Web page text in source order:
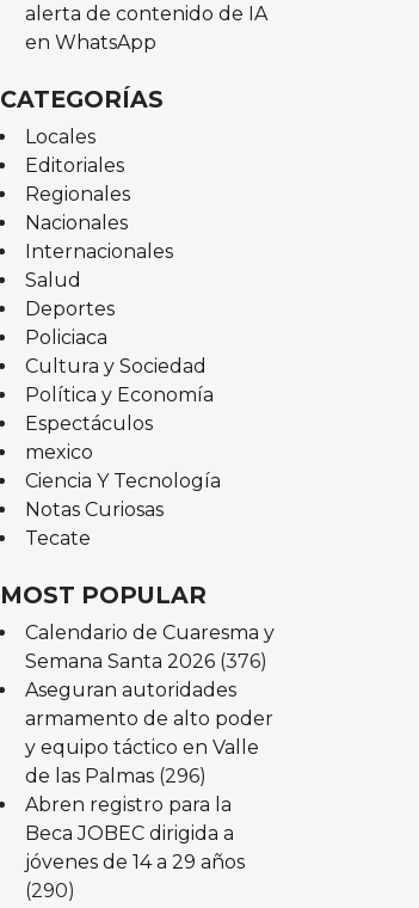
alerta de contenido de IA
en WhatsApp
CATEGORÍAS
Locales
Editoriales
Regionales
Nacionales
Internacionales
Salud
Deportes
Policiaca
Cultura y Sociedad
Política y Economía
Espectáculos
mexico
Ciencia Y Tecnología
Notas Curiosas
Tecate
MOST POPULAR
Calendario de Cuaresma y
Semana Santa 2026 (376)
Aseguran autoridades
armamento de alto poder
y equipo táctico en Valle
de las Palmas (296)
Abren registro para la
Beca JOBEC dirigida a
jóvenes de 14 a 29 años
(290)